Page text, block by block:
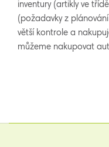
inventury (artikly ve
(požadavky z
větší kontrole a
můžeme nakupovat